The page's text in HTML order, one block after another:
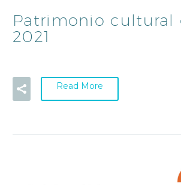
Patrimonio cultural
2021
Read More